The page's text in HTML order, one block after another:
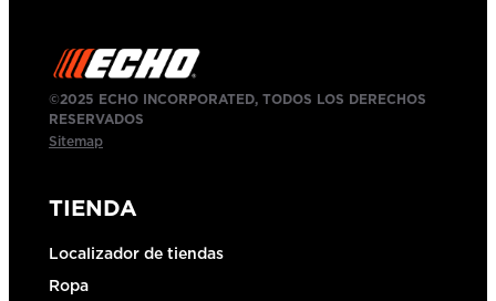
©2025 ECHO INCORPORATED, TODOS LOS DERECHOS
RESERVADOS
Sitemap
TIENDA
Localizador de tiendas
Ropa